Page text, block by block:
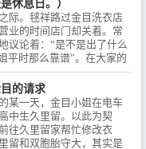
オープニング主題歌：ゆ
麗。」エンディング主
浦夏実「若葉のころ」
ション制作：オクルト
■キャスト / 金目綿花
紗弓 / 石持毬祥：梅田修
口那色：稲垣 好 / 鰙 久
山吉能 / 鰙 守大：白石
柄⿇未：⼩清⽔亜美 / 安
わさび / ■イントロダク
色露出了浓厚的兴趣。
休息日。）
际。毬祥路过金目洗衣店
业的时间店门却关着。常
议论着：“是不是出了什么
平时那么靠谱”。在大家的
上店前的大树，打算看看
是……！？
的请求
某一天，金目小姐在电车
中生久里留。以此为契
往久里留家帮忙修改衣
留和双胞胎守大，其实是